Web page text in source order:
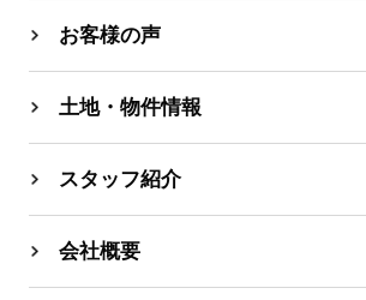
お客様の声
土地・物件情報
スタッフ紹介
会社概要